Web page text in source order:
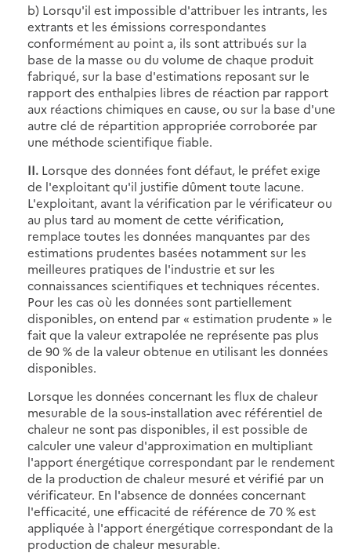
b) Lorsqu'il est impossible d'attribuer les intrants, les
extrants et les émissions correspondantes
conformément au point a, ils sont attribués sur la
base de la masse ou du volume de chaque produit
fabriqué, sur la base d'estimations reposant sur le
rapport des enthalpies libres de réaction par rapport
aux réactions chimiques en cause, ou sur la base d'une
autre clé de répartition appropriée corroborée par
une méthode scientifique fiable.
II. Lorsque des données font défaut, le préfet exige
de l'exploitant qu'il justifie dûment toute lacune.
L'exploitant, avant la vérification par le vérificateur ou
au plus tard au moment de cette vérification,
remplace toutes les données manquantes par des
estimations prudentes basées notamment sur les
meilleures pratiques de l'industrie et sur les
connaissances scientifiques et techniques récentes.
Pour les cas où les données sont partiellement
disponibles, on entend par « estimation prudente » le
fait que la valeur extrapolée ne représente pas plus
de 90 % de la valeur obtenue en utilisant les données
disponibles.
Lorsque les données concernant les flux de chaleur
mesurable de la sous-installation avec référentiel de
chaleur ne sont pas disponibles, il est possible de
calculer une valeur d'approximation en multipliant
l'apport énergétique correspondant par le rendement
de la production de chaleur mesuré et vérifié par un
vérificateur. En l'absence de données concernant
l'efficacité, une efficacité de référence de 70 % est
appliquée à l'apport énergétique correspondant de la
production de chaleur mesurable.